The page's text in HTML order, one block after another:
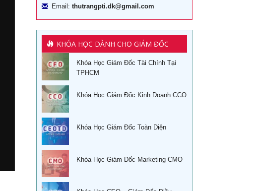
Email: thutrangpti.dk@gmail.com
KHÓA HỌC DÀNH CHO GIÁM ĐỐC
Khóa Học Giám Đốc Tài Chính Tại
TPHCM
Khóa Học Giám Đốc Kinh Doanh CCO
Khóa Học Giám Đốc Toàn Diện
Khóa Học Giám Đốc Marketing CMO